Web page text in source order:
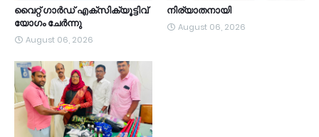
വൈറ്റ് ഗാർഡ് എക്സിക്യൂട്ടിവ്
യോഗം ചേർന്നു
August 06, 2026
നിര്യാതനായി
August 06, 2026